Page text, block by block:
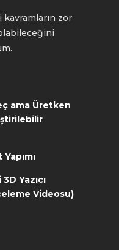
kavramların zor
ama Üretken
Yazıcı
Videosu)